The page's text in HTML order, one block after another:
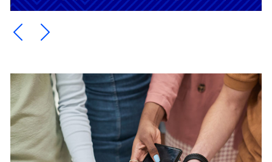
Ein Element zurück blättern
Ein Element weiter blättern